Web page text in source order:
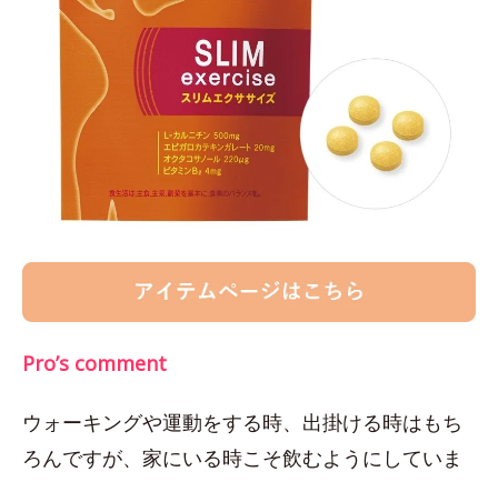
Pro’s comment
ウォーキングや運動をする時、出掛ける時はもち
ろんですが、家にいる時こそ飲むようにしていま